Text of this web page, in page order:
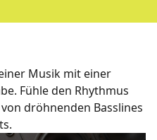
Musik mit einer
Fühle den Rhythmus
dröhnenden Basslines